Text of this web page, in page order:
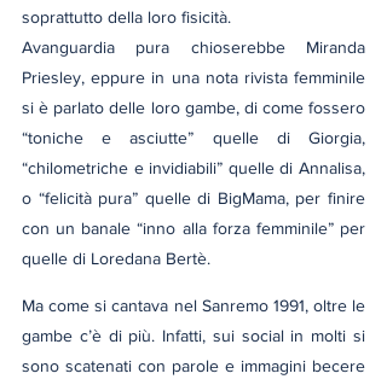
soprattutto della loro fisicità.
Avanguardia pura chioserebbe Miranda
Priesley, eppure in una nota rivista femminile
si è parlato delle loro gambe, di come fossero
“toniche e asciutte” quelle di Giorgia,
“chilometriche e invidiabili” quelle di Annalisa,
o “felicità pura” quelle di BigMama, per finire
con un banale “inno alla forza femminile” per
quelle di Loredana Bertè.
Ma come si cantava nel Sanremo 1991, oltre le
gambe c’è di più. Infatti, sui social in molti si
sono scatenati con parole e immagini becere